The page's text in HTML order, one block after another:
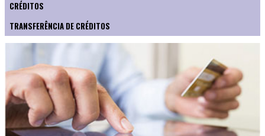
CRÉDITOS
TRANSFERÊNCIA DE CRÉDITOS